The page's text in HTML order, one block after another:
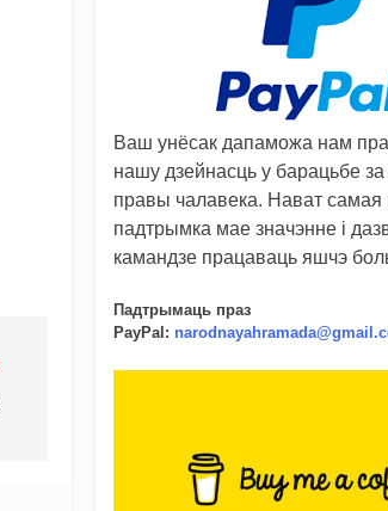
Ваш унёсак дапаможа нам
нашу дзейнасць у барацьбе за
правы чалавека. Нават самая
падтрымка мае значэнне і
камандзе працаваць яшчэ
Падтрымаць праз
PayPal :